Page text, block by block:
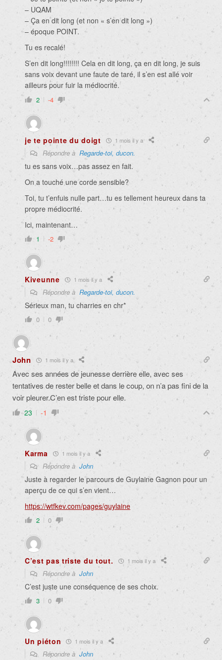
– UQAM
– Ça en dit long (et non « s’en dit long »)
– époque POINT.
Tu es recalé!
S’en dit long!!!!!!!! Cela en dit long, ça en dit long, je suis
sans voix devant une faute de taré, il s’en est allé voir
ailleurs pour fuir la médiocrité.
2 -4
je te pointe du doigt 1 mois il y a
Répondre à Regarde-toi, ducon.
tu es sans voix…pas assez en fait.
On a touché une corde sensible?
Toi, tu t’enfuis nulle part…tu es tellement heureux dans ta
propre médiocrité.
Ici, maintenant…
1 -2
Kiveunne 1 mois il y a
Répondre à Regarde-toi, ducon.
Sérieux man, tu charries en chr*
0 0
John 1 mois il y a
Avec ses années de jeunesse derrière elle, avec ses
tentatives de rester belle et dans le coup, on n’a pas fini de la
voir pleurer.C’en est triste pour elle.
23 -1
Karma 1 mois il y a
Répondre à John
Juste à regarder le parcours de Guylaine Gagnon pour un
aperçu de ce qui s’en vient…
https://wtfkev.com/pages/guylaine
2 0
C’est pas triste du tout. 1 mois il y a
Répondre à John
C’est juste une conséquence de ses choix.
3 0
Un piéton 1 mois il y a
Répondre à John